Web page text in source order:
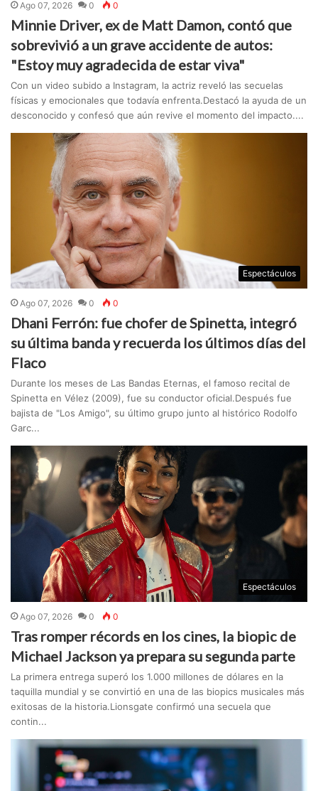
Ago 07, 2026 0 0
Minnie Driver, ex de Matt Damon, contó que
sobrevivió a un grave accidente de autos:
"Estoy muy agradecida de estar viva"
Con un video subido a Instagram, la actriz reveló las secuelas
físicas y emocionales que todavía enfrenta.Destacó la ayuda de un
desconocido y confesó que aún revive el momento del impacto....
Espectáculos
Ago 07, 2026 0 0
Dhani Ferrón: fue chofer de Spinetta, integró
su última banda y recuerda los últimos días del
Flaco
Durante los meses de Las Bandas Eternas, el famoso recital de
Spinetta en Vélez (2009), fue su conductor oficial.Después fue
bajista de "Los Amigo", su último grupo junto al histórico Rodolfo
Garc...
Espectáculos
Ago 07, 2026 0 0
Tras romper récords en los cines, la biopic de
Michael Jackson ya prepara su segunda parte
La primera entrega superó los 1.000 millones de dólares en la
taquilla mundial y se convirtió en una de las biopics musicales más
exitosas de la historia.Lionsgate confirmó una secuela que
contin...